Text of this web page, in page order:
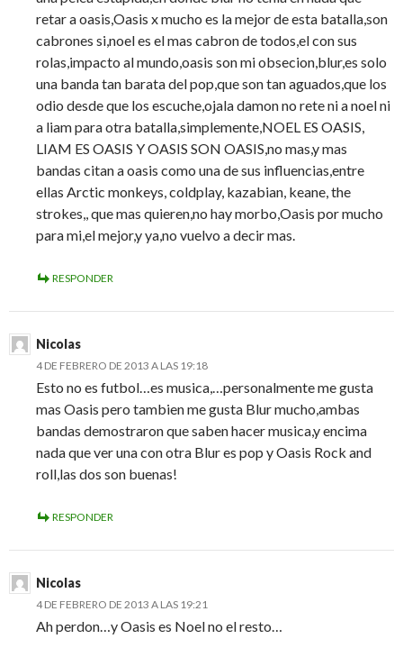
retar a oasis,Oasis x mucho es la mejor de esta batalla,son
cabrones si,noel es el mas cabron de todos,el con sus
rolas,impacto al mundo,oasis son mi obsecion,blur,es solo
una banda tan barata del pop,que son tan aguados,que los
odio desde que los escuche,ojala damon no rete ni a noel ni
a liam para otra batalla,simplemente,NOEL ES OASIS,
LIAM ES OASIS Y OASIS SON OASIS,no mas,y mas
bandas citan a oasis como una de sus influencias,entre
ellas Arctic monkeys, coldplay, kazabian, keane, the
strokes,, que mas quieren,no hay morbo,Oasis por mucho
para mi,el mejor,y ya,no vuelvo a decir mas.
RESPONDER
Nicolas
4 DE FEBRERO DE 2013 A LAS 19:18
Esto no es futbol…es musica,…personalmente me gusta
mas Oasis pero tambien me gusta Blur mucho,ambas
bandas demostraron que saben hacer musica,y encima
nada que ver una con otra Blur es pop y Oasis Rock and
roll,las dos son buenas!
RESPONDER
Nicolas
4 DE FEBRERO DE 2013 A LAS 19:21
Ah perdon…y Oasis es Noel no el resto…